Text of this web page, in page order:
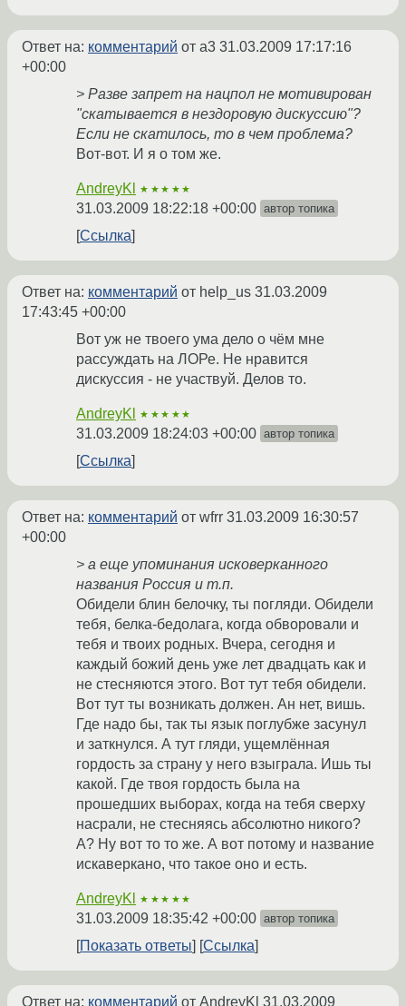
Ответ на: комментарий от a3 31.03.2009 17:17:16
+00:00
> Разве запрет на нацпол не мотивирован
"скатывается в нездоровую дискуссию"?
Если не скатилось, то в чем проблема?
Вот-вот. И я о том же.
AndreyKl ★★★★★
31.03.2009 18:22:18 +00:00 автор топика
Ссылка
Ответ на: комментарий от help_us 31.03.2009
17:43:45 +00:00
Вот уж не твоего ума дело о чём мне
рассуждать на ЛОРе. Не нравится
дискуссия - не участвуй. Делов то.
AndreyKl ★★★★★
31.03.2009 18:24:03 +00:00 автор топика
Ссылка
Ответ на: комментарий от wfrr 31.03.2009 16:30:57
+00:00
> а еще упоминания исковерканного
названия Россия и т.п.
Обидели блин белочку, ты погляди. Обидели
тебя, белка-бедолага, когда обворовали и
тебя и твоих родных. Вчера, сегодня и
каждый божий день уже лет двадцать как и
не стесняются этого. Вот тут тебя обидели.
Вот тут ты возникать должен. Ан нет, вишь.
Где надо бы, так ты язык поглубже засунул
и заткнулся. А тут гляди, ущемлённая
гордость за страну у него взыграла. Ишь ты
какой. Где твоя гордость была на
прошедших выборах, когда на тебя сверху
насрали, не стесняясь абсолютно никого?
А? Ну вот то то же. А вот потому и название
искаверкано, что такое оно и есть.
AndreyKl ★★★★★
31.03.2009 18:35:42 +00:00 автор топика
Показать ответы Ссылка
Ответ на: комментарий от AndreyKl 31.03.2009